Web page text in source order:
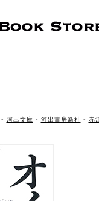
ˑ
• 河出文庫 • 河出書房新社 • 赤